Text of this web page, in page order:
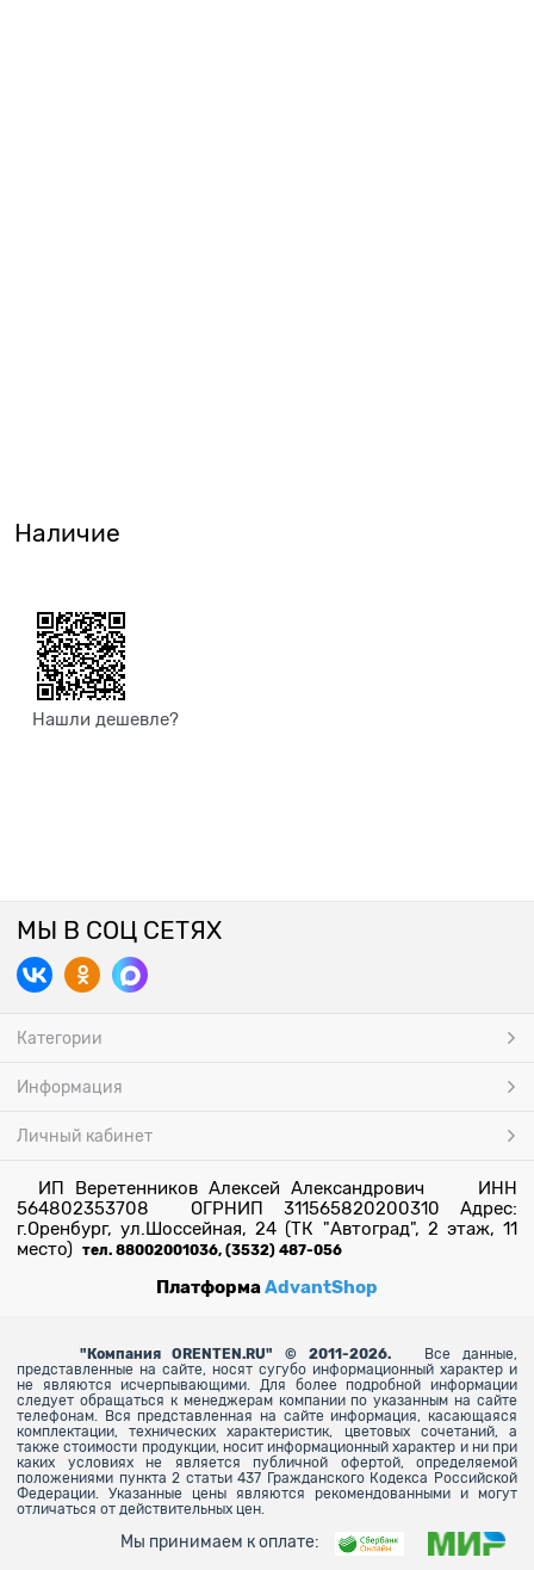
Наличие
Нашли дешевле?
МЫ В СОЦ СЕТЯХ
Категории
Информация
Личный кабинет
ИП Веретенников Алексей Александрович ИНН
564802353708 ОГРНИП 311565820200310 Адрес:
г.Оренбург, ул.Шоссейная, 24 (ТК "Автоград", 2 этаж, 11
место) тел. 88002001036, (3532) 487-056
ПлатформаAdvantShop
" Компания ORENTEN.RU" © 2011-2026.
Все данные,
представленные на сайте, носят сугубо информационный характер и
не являются исчерпывающими. Для более подробной информации
следует обращаться к менеджерам компании по указанным на сайте
телефонам. Вся представленная на сайте информация, касающаяся
комплектации, технических характеристик, цветовых сочетаний, а
также стоимости продукции, носит информационный характер и ни при
каких условиях не является публичной офертой, определяемой
положениями пункта 2 статьи 437 Гражданского Кодекса Российской
Федерации. Указанные цены являются рекомендованными и могут
отличаться от действительных цен.
Мы принимаем к оплате: